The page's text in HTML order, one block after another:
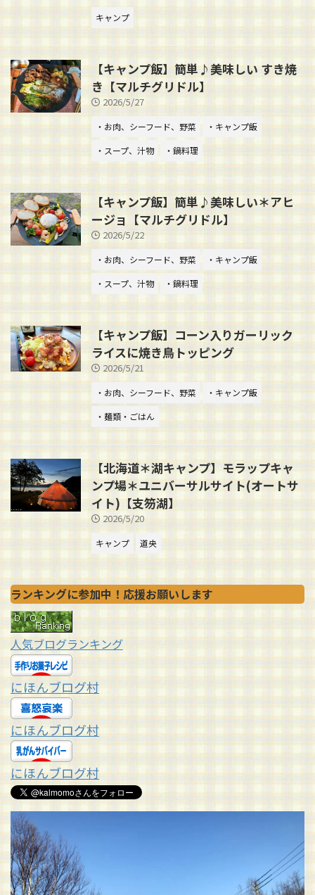
キャンプ
【キャンプ飯】簡単♪美味しい すき焼
き【マルチグリドル】
2026/5/27
・お肉、シーフード、野菜
・キャンプ飯
・スープ、汁物
・鍋料理
【キャンプ飯】簡単♪美味しい＊アヒ
ージョ【マルチグリドル】
2026/5/22
・お肉、シーフード、野菜
・キャンプ飯
・スープ、汁物
・鍋料理
【キャンプ飯】コーン入りガーリック
ライスに焼き鳥トッピング
2026/5/21
・お肉、シーフード、野菜
・キャンプ飯
・麺類・ごはん
【北海道＊湖キャンプ】モラップキャ
ンプ場＊ユニバーサルサイト(オートサ
イト)【支笏湖】
2026/5/20
キャンプ 道央
ランキングに参加中！応援お願いします
人気ブログランキング
にほんブログ村
にほんブログ村
にほんブログ村